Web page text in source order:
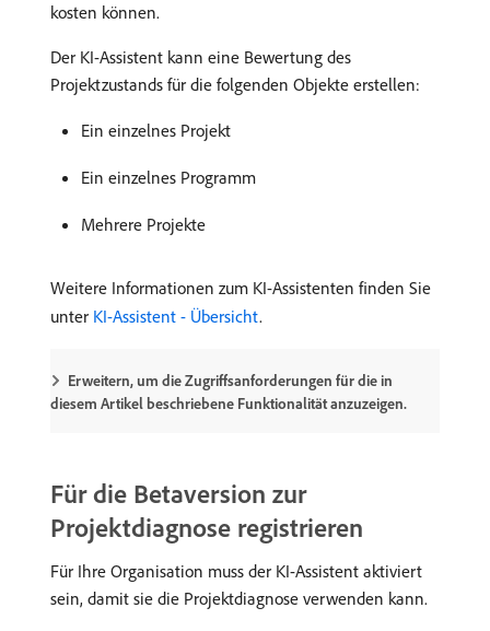
kosten können.
Der KI-Assistent kann eine Bewertung des
Projektzustands für die folgenden Objekte erstellen:
Ein einzelnes Projekt
Ein einzelnes Programm
Mehrere Projekte
Weitere Informationen zum KI-Assistenten finden Sie
unter KI-Assistent - Übersicht.
Erweitern, um die Zugriffsanforderungen für die in
diesem Artikel beschriebene Funktionalität anzuzeigen.
Für die Betaversion zur
Projektdiagnose registrieren
Für Ihre Organisation muss der KI-Assistent aktiviert
sein, damit sie die Projektdiagnose verwenden kann.